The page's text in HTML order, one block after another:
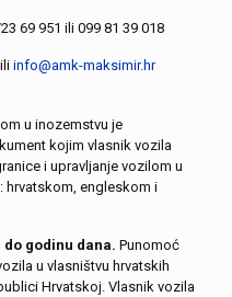
69 951 ili 099 81 39 018
ili info@amk-maksimir.hr
u inozemstvu je
kojim vlasnik vozila
i upravljanje vozilom u
hrvatskom, engleskom i
godinu dana. Punomoć
u vlasništvu hrvatskih
Hrvatskoj. Vlasnik vozila